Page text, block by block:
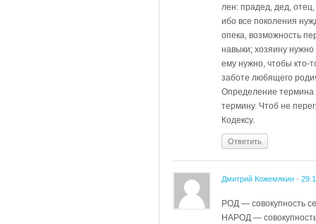
лен: прадед, дед,
ибо все поколения
опека, возможность
навыки; хозяину
ему нужно, чтобы кто-
заботе любящего
Определение термина
термину. Чтоб не
Кодексу.
Ответить
Дмитрий Кожемякин -
РОД — совокупность
НАРОД —